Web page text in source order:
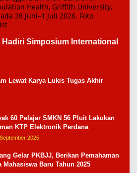
Hadiri Simposium International
Lewat Karya Lukis Tugas Akhir
60 Pelajar SMKN 56 Pluit Lakukan
KTP Elektronik Perdana
2025
Gelar PKBJJ, Berikan Pemahaman
Mahasiswa Baru Tahun 2025